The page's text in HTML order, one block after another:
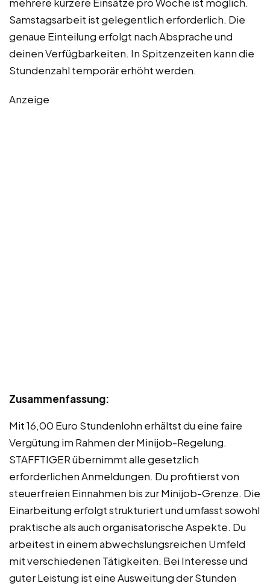
Samstagsarbeit ist gelegentlich erforderlich. Die
genaue Einteilung erfolgt nach Absprache und
deinen Verfügbarkeiten. In Spitzenzeiten kann die
Stundenzahl temporär erhöht werden.
Anzeige
Zusammenfassung:
Mit 16,00 Euro Stundenlohn erhältst du eine faire
Vergütung im Rahmen der Minijob-Regelung.
STAFFTIGER übernimmt alle gesetzlich
erforderlichen Anmeldungen. Du profitierst von
steuerfreien Einnahmen bis zur Minijob-Grenze. Die
Einarbeitung erfolgt strukturiert und umfasst sowohl
praktische als auch organisatorische Aspekte. Du
arbeitest in einem abwechslungsreichen Umfeld
mit verschiedenen Tätigkeiten. Bei Interesse und
guter Leistung ist eine Ausweitung der Stunden